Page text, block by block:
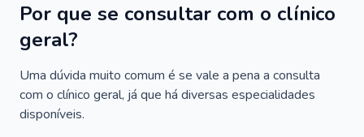
Por que se consultar com o clínico
geral?
Uma dúvida muito comum é se vale a pena a consulta
com o clínico geral, já que há diversas especialidades
disponíveis.